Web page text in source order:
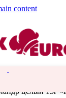
content
целый 15г